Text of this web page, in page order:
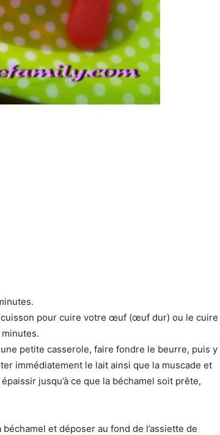
pour cuire votre œuf (œuf dur) ou le cuire
petite casserole, faire fondre le beurre, puis y
immédiatement le lait ainsi que la muscade et
jusqu’à ce que la béchamel soit prête,
et déposer au fond de l’assiette de